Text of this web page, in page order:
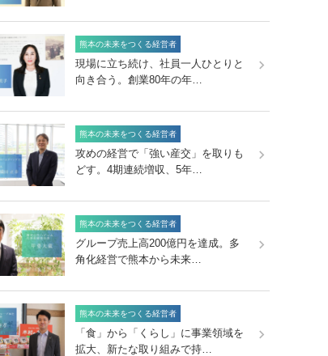
熊本の未来をつくる経営者
現場に立ち続け、社員一人ひとりと
向き合う。創業80年の年…
熊本の未来をつくる経営者
攻めの経営で「強い産交」を取りも
どす。4期連続増収、5年…
熊本の未来をつくる経営者
グループ売上高200億円を達成。多
角化経営で熊本から未来…
熊本の未来をつくる経営者
「食」から「くらし」に事業領域を
拡大、新たな取り組みで持…